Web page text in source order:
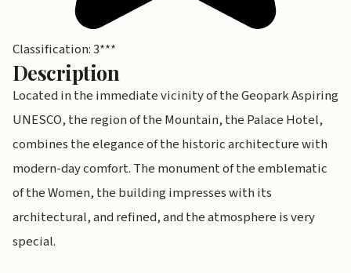
Classification: 3***
Description
Located in the immediate vicinity of the Geopark Aspiring
UNESCO, the region of the Mountain, the Palace Hotel,
combines the elegance of the historic architecture with
modern-day comfort. The monument of the emblematic
of the Women, the building impresses with its
architectural, and refined, and the atmosphere is very
special.